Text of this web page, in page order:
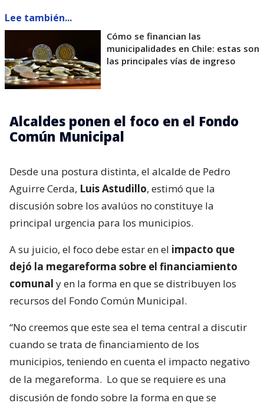
Lee también...
Cómo se financian las
municipalidades en Chile: estas son
las principales vías de ingreso
Alcaldes ponen el foco en el Fondo
Común Municipal
Desde una postura distinta, el alcalde de Pedro
Aguirre Cerda, Luis Astudillo, estimó que la
discusión sobre los avalúos no constituye la
principal urgencia para los municipios.
A su juicio, el foco debe estar en el impacto que
dejó la megareforma sobre el financiamiento
comunal y en la forma en que se distribuyen los
recursos del Fondo Común Municipal.
“No creemos que este sea el tema central a discutir
cuando se trata de financiamiento de los
municipios, teniendo en cuenta el impacto negativo
de la megareforma. Lo que se requiere es una
discusión de fondo sobre la forma en que se